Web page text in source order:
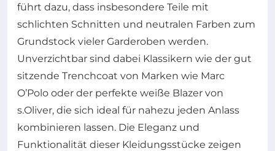
führt dazu, dass insbesondere Teile mit
schlichten Schnitten und neutralen Farben zum
Grundstock vieler Garderoben werden.
Unverzichtbar sind dabei Klassikern wie der gut
sitzende Trenchcoat von Marken wie Marc
O’Polo oder der perfekte weiße Blazer von
s.Oliver, die sich ideal für nahezu jeden Anlass
kombinieren lassen. Die Eleganz und
Funktionalität dieser Kleidungsstücke zeigen